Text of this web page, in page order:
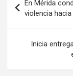
de
entradas
En Mérida
violencia
Inicia